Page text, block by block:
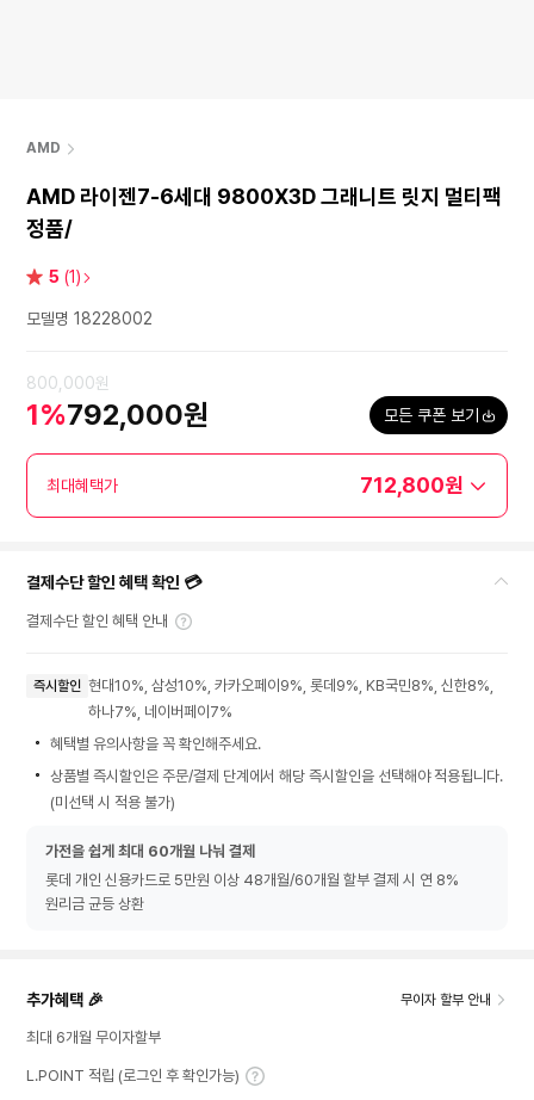
AMD
AMD 라이젠7-6세대 9800X3D 그래니트 릿지 멀티팩
정품/
별 5 (1)
모델명 18228002
800,000원
1%792,000원 모든 쿠폰 보기
최대혜택가 712,800원
결제수단 할인 혜택 확인 💳
결제수단 할인 혜택 안내
즉시할인 현대10%, 삼성10%, 카카오페이9%, 롯데9%, KB국민8%, 신한8%,
하나7%, 네이버페이7%
혜택별 유의사항을 꼭 확인해주세요.
상품별 즉시할인은 주문/결제 단계에서 해당 즉시할인을 선택해야 적용됩니다.
(미선택 시 적용 불가)
가전을 쉽게 최대 60개월 나눠 결제
롯데 개인 신용카드로 5만원 이상 48개월/60개월 할부 결제 시 연 8%
원리금 균등 상환
추가혜택 🎉 무이자 할부 안내
최대 6개월 무이자할부
L.POINT 적립 (로그인 후 확인가능)